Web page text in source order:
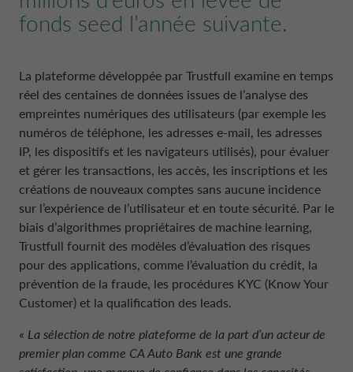
fonds seed l’année suivante.
La plateforme développée par Trustfull examine en temps
réel des centaines de données issues de l’analyse des
empreintes numériques des utilisateurs (par exemple les
numéros de téléphone, les adresses e-mail, les adresses
IP, les dispositifs et les navigateurs utilisés), pour évaluer
et gérer les transactions, les accès, les inscriptions et les
créations de nouveaux comptes sans aucune incidence
sur l’expérience de l’utilisateur et en toute sécurité. Par le
biais d’algorithmes propriétaires de machine learning,
Trustfull fournit des modèles d’évaluation des risques
pour des applications, comme l’évaluation du crédit, la
prévention de la fraude, les procédures KYC (Know Your
Customer) et la qualification des leads.
« La sélection de notre plateforme de la part d’un acteur de
premier plan comme CA Auto Bank est une grande